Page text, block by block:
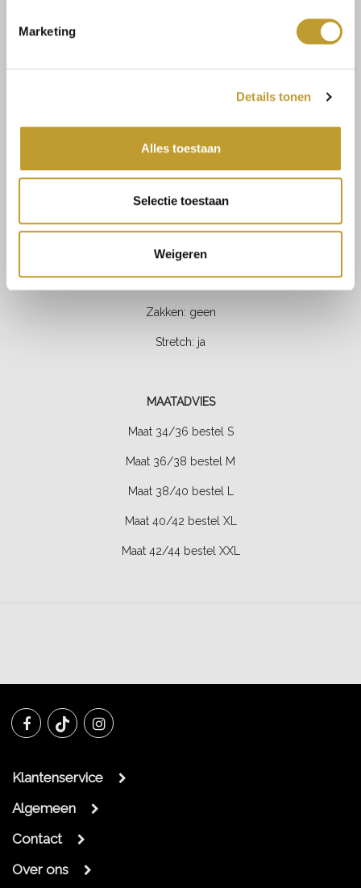
Marketing
Details tonen
Alles toestaan
Selectie toestaan
Weigeren
Charlie travel dress marine blue
PRODUCT SPECIFICATIES
Materiaal: 72% polyamide, 28% elasthaan
Halslijn: v-hals
Mouw: half lange mouwen
Sluiting: geen
Zakken: geen
Stretch: ja
MAATADVIES
Maat 34/36 bestel S
Maat 36/38 bestel M
Maat 38/40 bestel L
Maat 40/42 bestel XL
Maat 42/44 bestel XXL
Klantenservice
Algemeen
Contact
Over ons